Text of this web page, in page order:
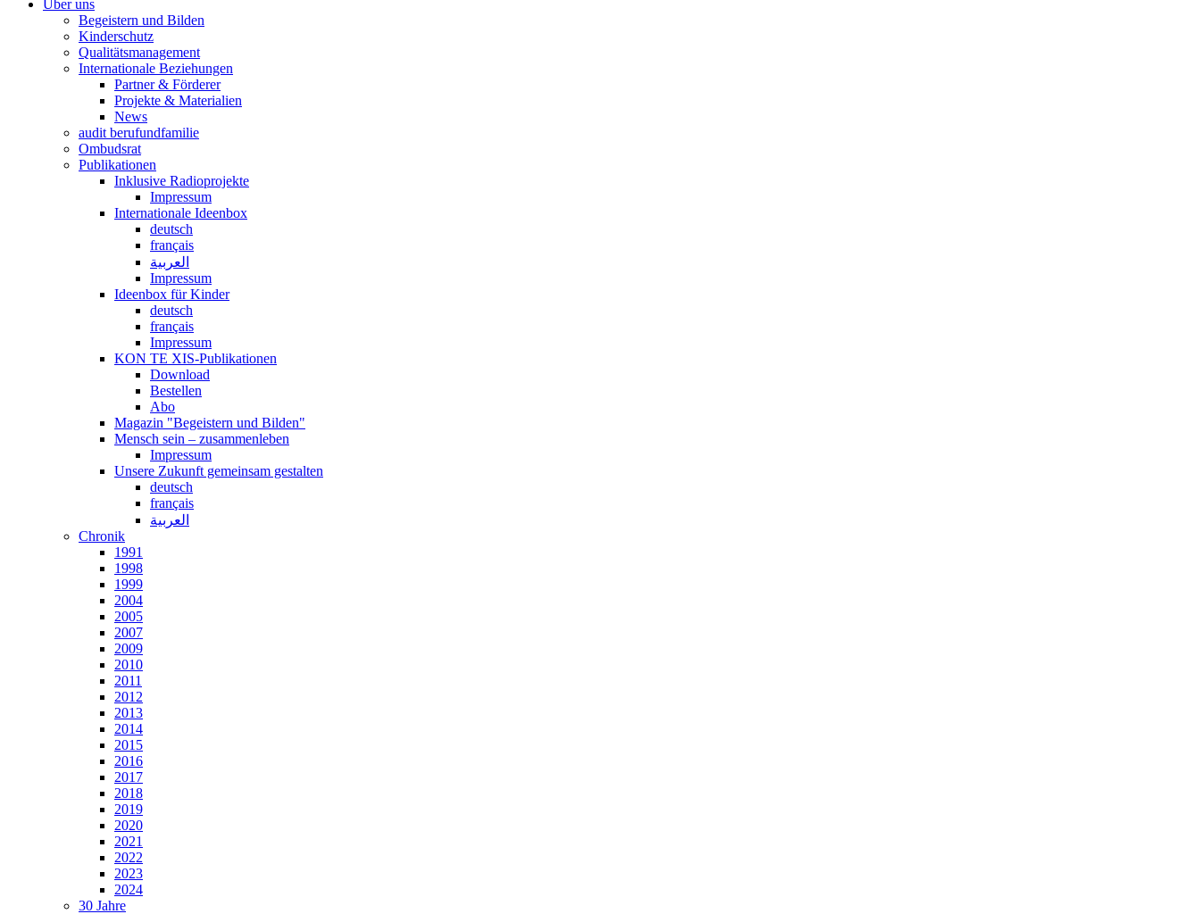
Über uns
Begeistern und Bilden
Kinderschutz
Qualitätsmanagement
Internationale Beziehungen
Partner & Förderer
Projekte & Materialien
News
audit berufundfamilie
Ombudsrat
Publikationen
Inklusive Radioprojekte
Impressum
Internationale Ideenbox
deutsch
français
العربية
Impressum
Ideenbox für Kinder
deutsch
français
Impressum
KON TE XIS-Publikationen
Download
Bestellen
Abo
Magazin "Begeistern und Bilden"
Mensch sein – zusammenleben
Impressum
Unsere Zukunft gemeinsam gestalten
deutsch
français
العربية
Chronik
1991
1998
1999
2004
2005
2007
2009
2010
2011
2012
2013
2014
2015
2016
2017
2018
2019
2020
2021
2022
2023
2024
30 Jahre